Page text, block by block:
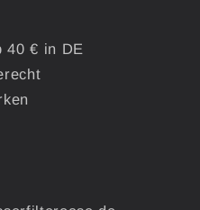
40 € in DE